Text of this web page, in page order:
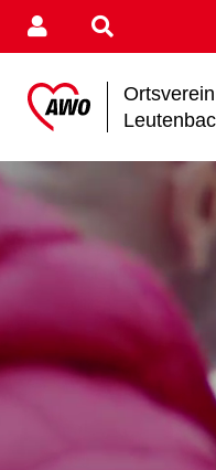
Ortsverein